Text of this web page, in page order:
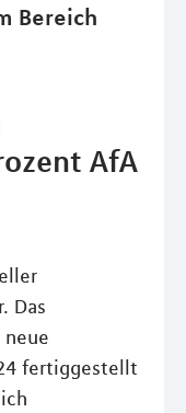
Bereich
AfA
Das
fertiggestellt